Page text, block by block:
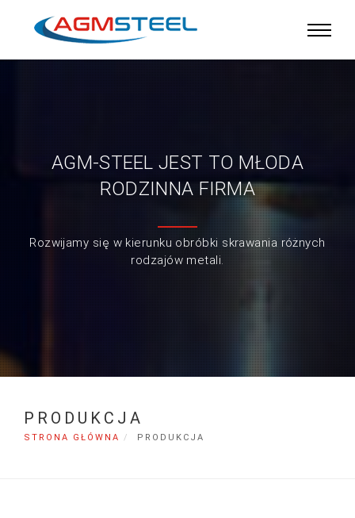
AGM-STEEL JEST TO MŁODA
RODZINNA FIRMA
Rozwijamy się w kierunku obróbki skrawania różnych
rodzajów metali.
PRODUKCJA
STRONA GŁÓWNA PRODUKCJA